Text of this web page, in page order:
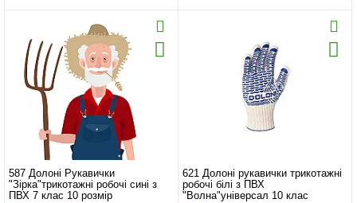
587 Долоні Рукавички
"Зірка"трикотажні робочі сині з
ПВХ 7 клас 10 розмір
621 Долоні рукавички трикотажні
робочі білі з ПВХ
"Волна"універсал 10 клас